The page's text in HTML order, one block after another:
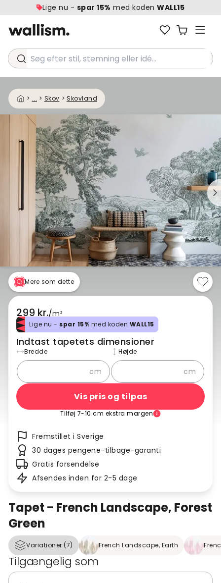
Lige nu - spar 15% med kodenWALL15
Søg efter stil, stemning eller idé...
> ... > Skov > Skovland
Tapet - French Landscape, Forest
Green
Variationer (7) French Landscape, Earth
Tilgængelig som
Mere som dette
299 kr./m²
Lige nu - spar 15% med koden WALL15
Indtast tapetets dimensioner
Bredde
cm
Højde
cm
Vis pris og tilpas
Tilføj 7-10 cm ekstra margen
Fremstillet i Sverige
30 dages pengene-tilbage-garanti
Gratis forsendelse
Afsendes inden for 2-5 dage